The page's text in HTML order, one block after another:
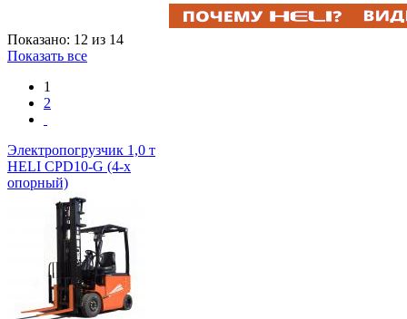
Показано: 12 из 14
Показать все
1
2
Электропогрузчик 1,0 т
HELI CPD10-G (4-х
опорный)